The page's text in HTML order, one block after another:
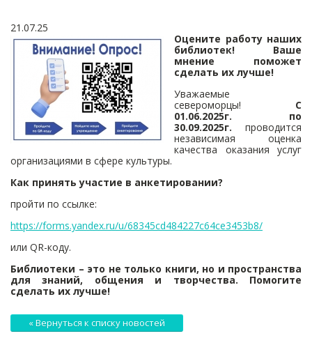
21.07.25
Оцените работу наших
библиотек! Ваше
мнение поможет
сделать их лучше!
Уважаемые
североморцы! С
01.06.2025г. по
30.09.2025г. проводится
независимая оценка
качества оказания услуг
организациями в сфере культуры.
Как принять участие в анкетировании?
пройти по ссылке:
https://forms.yandex.ru/u/68345cd484227c64ce3453b8/
или QR-коду.
Библиотеки – это не только книги, но и пространства
для знаний, общения и творчества. Помогите
сделать их лучше!
« Вернуться к списку новостей